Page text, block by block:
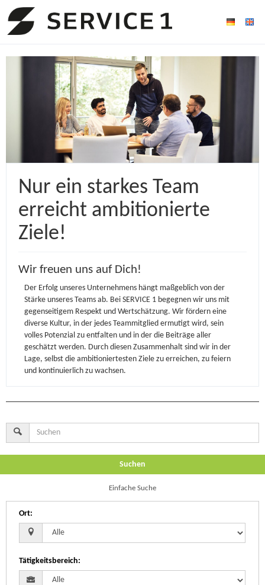
Nur ein starkes Team
erreicht ambitionierte
Ziele!
Wir freuen uns auf Dich!
Der Erfolg unseres Unternehmens hängt maßgeblich von der
Stärke unseres Teams ab. Bei SERVICE 1 begegnen wir uns mit
gegenseitigem Respekt und Wertschätzung. Wir fördern eine
diverse Kultur, in der jedes Teammitglied ermutigt wird, sein
volles Potenzial zu entfalten und in der die Beiträge aller
geschätzt werden. Durch diesen Zusammenhalt sind wir in der
Lage, selbst die ambitioniertesten Ziele zu erreichen, zu feiern
und kontinuierlich zu wachsen.
Suchen
Einfache Suche
Ort:
Tätigkeitsbereich: